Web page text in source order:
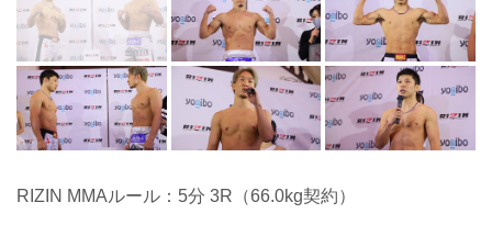
RIZIN MMAルール：5分 3R（66.0kg契約）